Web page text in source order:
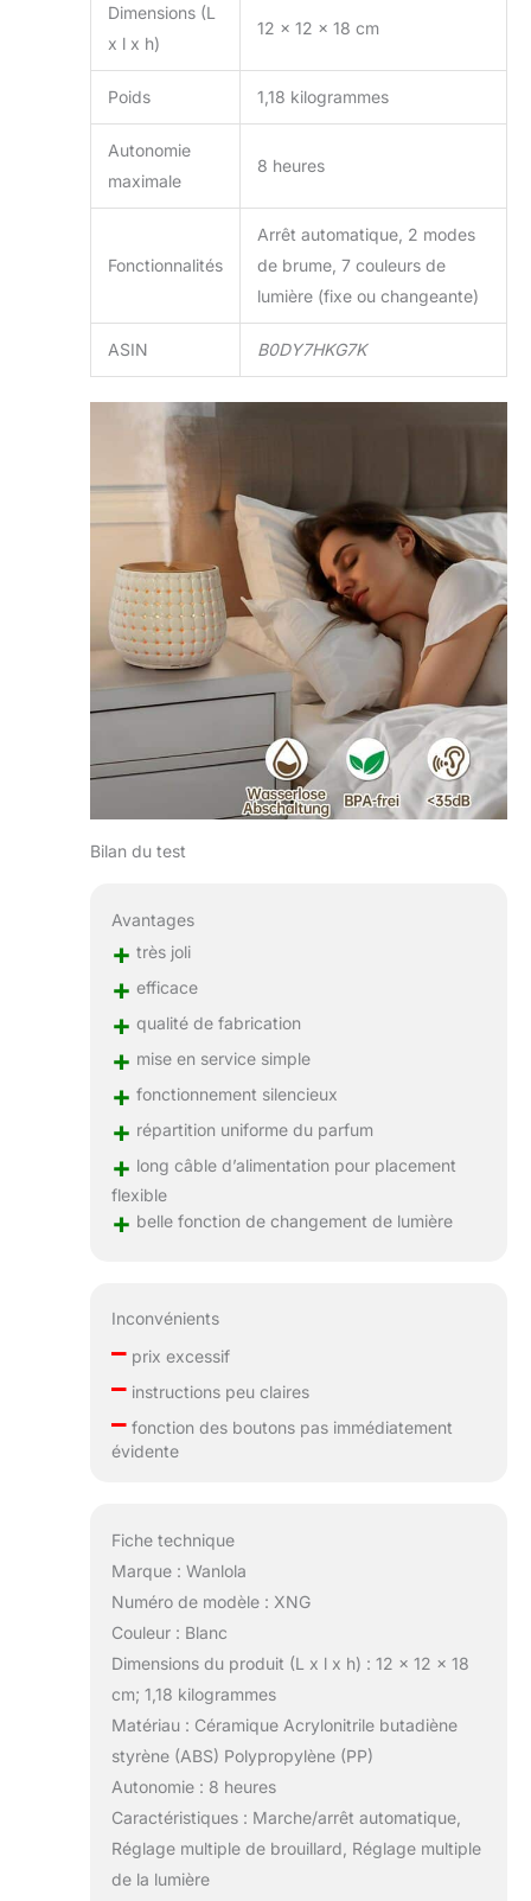
Dimensions (L
x l x h)
12 x 12 x 18 cm
Poids 1,18 kilogrammes
Autonomie
maximale
8 heures
Fonctionnalités
Arrêt automatique, 2 modes
de brume, 7 couleurs de
lumière (fixe ou changeante)
ASIN B0DY7HKG7K
Bilan du test
Avantages
+ très joli
+ efficace
+ qualité de fabrication
+ mise en service simple
+ fonctionnement silencieux
+ répartition uniforme du parfum
+ long câble d’alimentation pour placement
flexible
+ belle fonction de changement de lumière
Inconvénients
–prix excessif
–instructions peu claires
–fonction des boutons pas immédiatement
évidente
Fiche technique
Marque : Wanlola
Numéro de modèle : XNG
Couleur : Blanc
Dimensions du produit (L x l x h) : 12 x 12 x 18
cm; 1,18 kilogrammes
Matériau : Céramique Acrylonitrile butadiène
styrène (ABS) Polypropylène (PP)
Autonomie : 8 heures
Caractéristiques : Marche/arrêt automatique,
Réglage multiple de brouillard, Réglage multiple
de la lumière